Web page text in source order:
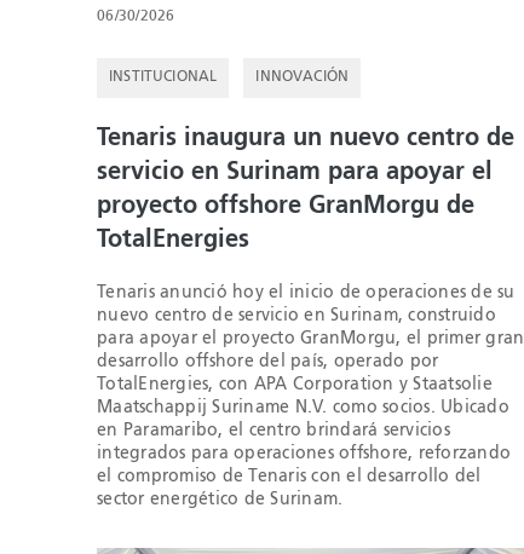
06/30/2026
INSTITUCIONAL INNOVACIÓN
Tenaris inaugura un nuevo centro de
servicio en Surinam para apoyar el
proyecto offshore GranMorgu de
TotalEnergies
Tenaris anunció hoy el inicio de operaciones de su
nuevo centro de servicio en Surinam, construido
para apoyar el proyecto GranMorgu, el primer gran
desarrollo offshore del país, operado por
TotalEnergies, con APA Corporation y Staatsolie
Maatschappij Suriname N.V. como socios. Ubicado
en Paramaribo, el centro brindará servicios
integrados para operaciones offshore, reforzando
el compromiso de Tenaris con el desarrollo del
sector energético de Surinam.